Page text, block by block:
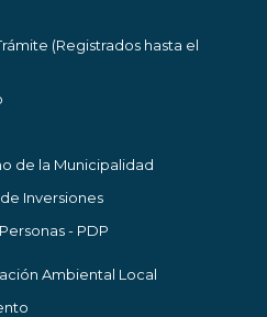
(Registrados hasta el
de la Municipalidad
Inversiones
- PDP
Ambiental Local